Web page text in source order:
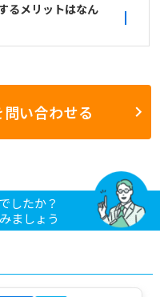
るメリットはなん
い合わせる
したか？
ましょう